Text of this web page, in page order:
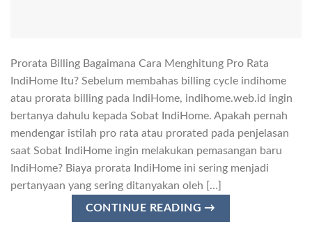
Prorata Billing Bagaimana Cara Menghitung Pro Rata
IndiHome Itu? Sebelum membahas billing cycle indihome
atau prorata billing pada IndiHome, indihome.web.id ingin
bertanya dahulu kepada Sobat IndiHome. Apakah pernah
mendengar istilah pro rata atau prorated pada penjelasan
saat Sobat IndiHome ingin melakukan pemasangan baru
IndiHome? Biaya prorata IndiHome ini sering menjadi
pertanyaan yang sering ditanyakan oleh […]
CONTINUE READING →